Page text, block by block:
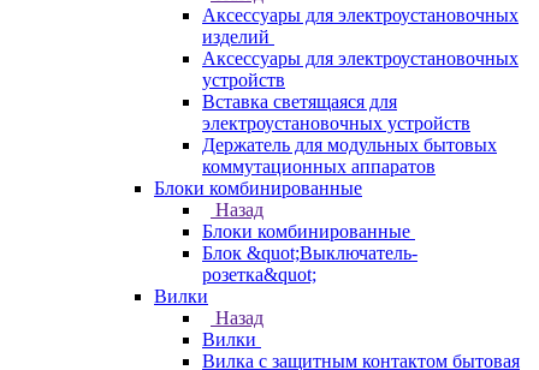
Аксессуары для электроустановочных
изделий
Аксессуары для электроустановочных
устройств
Вставка светящаяся для
электроустановочных устройств
Держатель для модульных бытовых
коммутационных аппаратов
Блоки комбинированные
Назад
Блоки комбинированные
Блок &quot;Выключатель-
розетка&quot;
Вилки
Назад
Вилки
Вилка с защитным контактом бытовая